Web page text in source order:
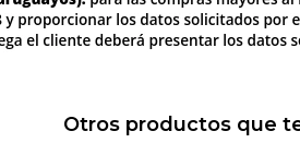
Otros productos que